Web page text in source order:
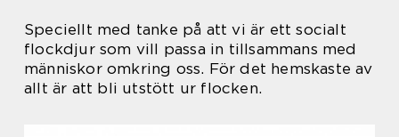
Speciellt med tanke på att vi är ett socialt
flockdjur som vill passa in tillsammans med
människor omkring oss. För det hemskaste av
allt är att bli utstött ur flocken.